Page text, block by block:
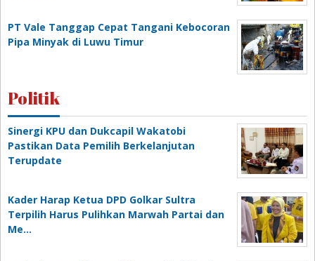
PT Vale Tanggap Cepat Tangani Kebocoran
Pipa Minyak di Luwu Timur
Politik
Sinergi KPU dan Dukcapil Wakatobi
Pastikan Data Pemilih Berkelanjutan
Terupdate
Kader Harap Ketua DPD Golkar Sultra
Terpilih Harus Pulihkan Marwah Partai dan
Me…